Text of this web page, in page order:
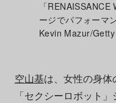
「
ージでパフォーマ
Kevin Mazur/
空山基は、女性の身
「セクシーロボット